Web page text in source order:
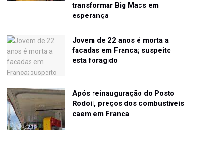
transformar Big Macs em
esperança
Jovem de 22 anos é morta a
facadas em Franca; suspeito
está foragido
Após reinauguração do Posto
Rodoil, preços dos combustíveis
caem em Franca